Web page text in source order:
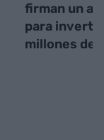
firman un
para
millones de